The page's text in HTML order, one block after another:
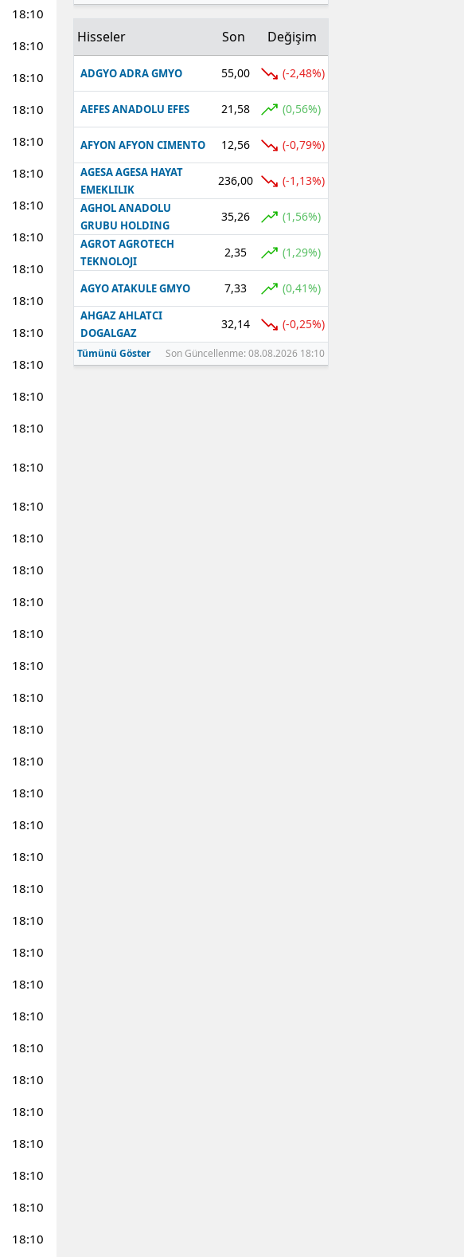
18:10
18:10
18:10
18:10
18:10
18:10
18:10
18:10
18:10
18:10
18:10
18:10
18:10
18:10
18:10
18:10
18:10
18:10
18:10
18:10
18:10
18:10
18:10
18:10
18:10
18:10
18:10
18:10
18:10
18:10
18:10
18:10
18:10
18:10
18:10
18:10
18:10
18:10
18:10
Hisseler Son Değişim
ADGYO ADRA GMYO 55,00 (-2,48%)
AEFES ANADOLU EFES 21,58 (0,56%)
AFYON AFYON CIMENTO 12,56 (-0,79%)
AGESA AGESA HAYAT
EMEKLILIK
236,00 (-1,13%)
AGHOL ANADOLU
GRUBU HOLDING
35,26 (1,56%)
AGROT AGROTECH
TEKNOLOJI
2,35 (1,29%)
AGYO ATAKULE GMYO 7,33 (0,41%)
AHGAZ AHLATCI
DOGALGAZ
32,14 (-0,25%)
Tümünü Göster Son Güncellenme: 08.08.2026 18:10